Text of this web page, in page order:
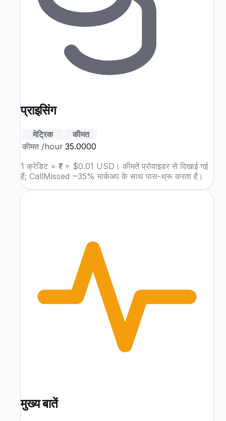
प्राइसिंग
मेट्रिक
कीमत
कीमत /hour ₹35.0000
1 क्रेडिट = ₹1 = $0.01 USD। कीमतें प्रोवाइडर से दिखाई गई
हैं; CallMissed ~35% मार्कअप के साथ पास-थ्रू करता है।
मुख्य बातें